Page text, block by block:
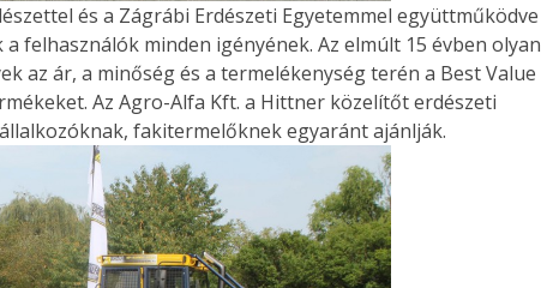
és a Zágrábi Erdészeti Egyetemmel együttműködve
felhasználók minden igényének. Az elmúlt 15 évben olyan
az ár, a minőség és a termelékenység terén a Best Value
Az Agro-Alfa Kft. a Hittner közelítőt erdészeti
fakitermelőknek egyaránt ajánlják.